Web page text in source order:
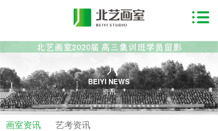
BEIYI NEWS
资讯
画室资讯 艺考资讯